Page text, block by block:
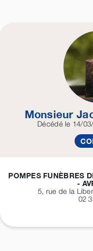
Monsieur
Décédéle 14/
POMPES FUNÈBRES
-
5, rue de la
02